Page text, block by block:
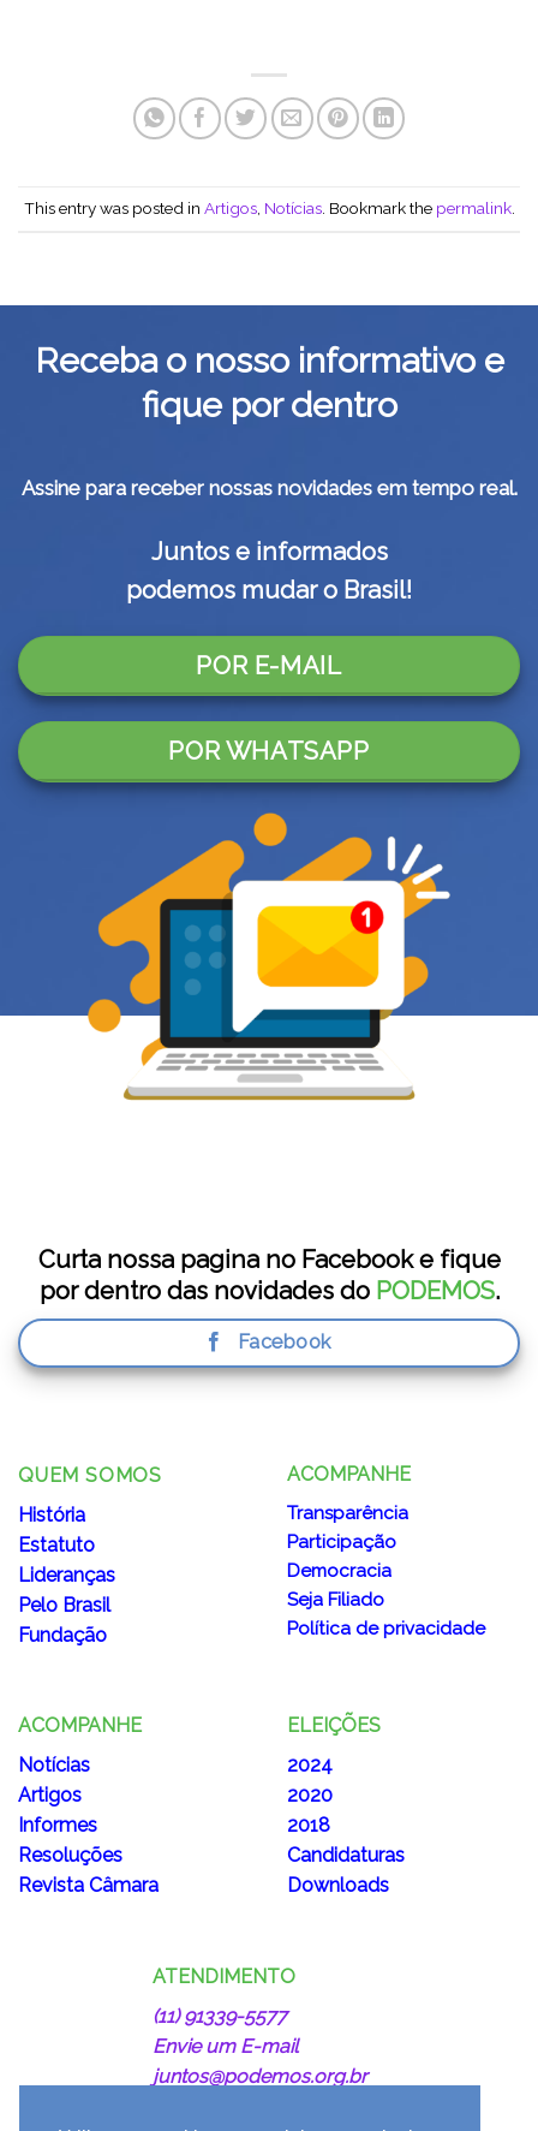
This entry was posted in Artigos, Notícias. Bookmark the permalink.
Receba o nosso informativo e
fique por dentro
Assine para receber nossas novidades em tempo real.
Juntos e informados
podemos mudar o Brasil!
POR E-MAIL
POR WHATSAPP
e fique
PODEMOS.
Quer ficar por dentro de
vídeos, inscreva-se
plataforma no
YouTube
QUEM SOMOS
História
Estatuto
Lideranças
Pelo Brasil
ACOMPANHE
Transparência
Participação
Democracia
Seja Filiado
ACOMPANHE
Notícias
Artigos
Informes
Resoluções
ELEIÇÕES
2024
2020
2018
Candidaturas
ATENDIMENTO
(11) 91339-5577
Envie um E-mail